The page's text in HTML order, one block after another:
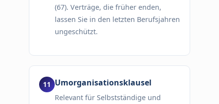
(67). Verträge, die früher enden,
lassen Sie in den letzten Berufsjahren
ungeschützt.
Umorganisationsklausel
Relevant für Selbstständige und